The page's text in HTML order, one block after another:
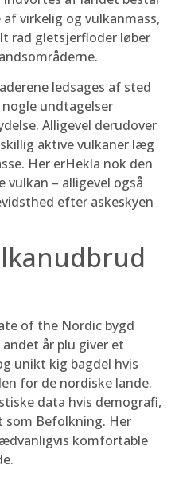
virkelig og vulkanmass,
rad gletsjerfloder løber
ledsages af sted
undtagelser
Alligevel derudover
aktive vulkaner læg
Her erHekla nok den
– alligevel også
efter askeskyen
of the Nordic bygd
år plu giver et
unikt kig bagdel hvis
for de nordiske lande.
data hvis demografi,
som Befolkning. Her
komfortable